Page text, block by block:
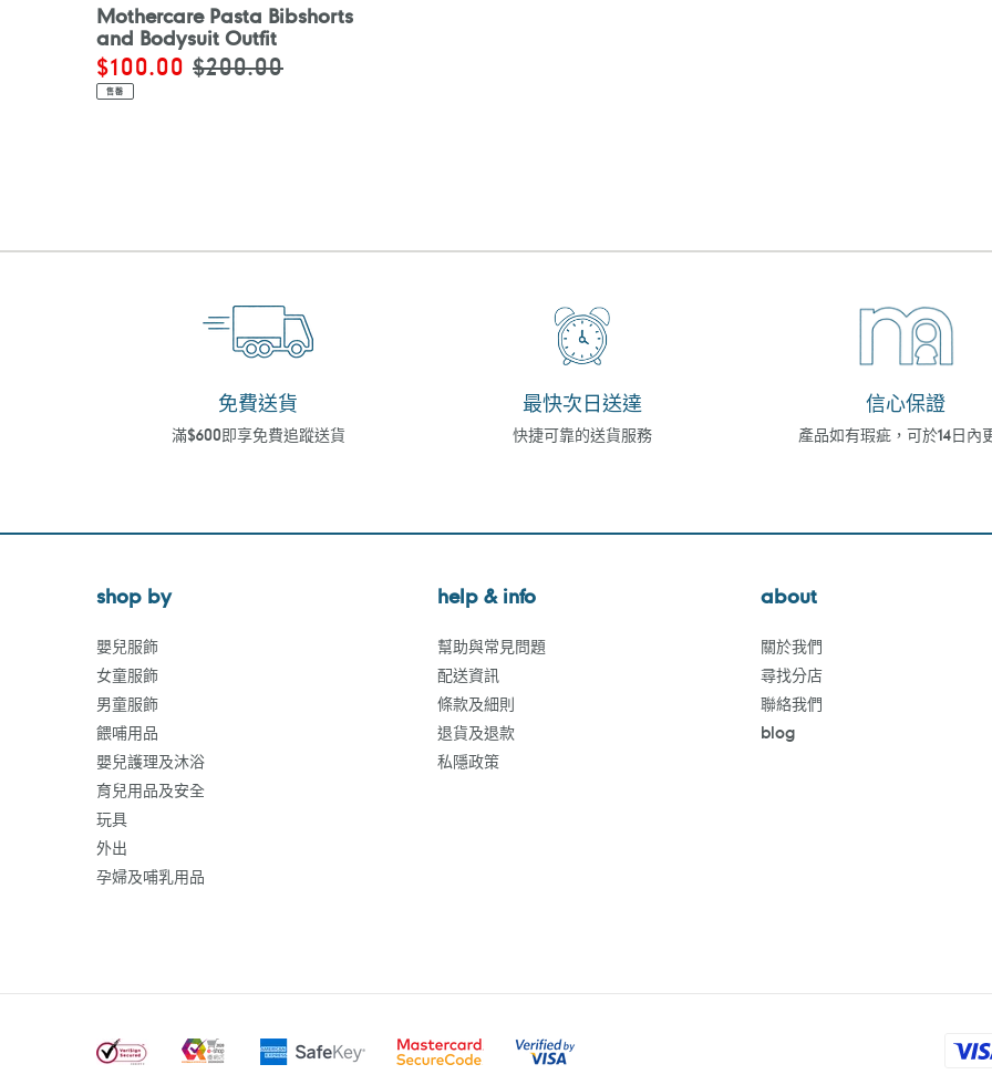
Mothercare Pasta Bibshorts
and Bodysuit Outfit
售
價
$100.00 定
價
$200.00
售罄
免費送貨
滿$600即享免費追蹤送貨
最快次日送達
快捷可靠的送貨服務
信心保證
產品如有瑕疵，可於14日內
shop by
嬰兒服飾
女童服飾
男童服飾
餵哺用品
嬰兒護理及沐浴
育兒用品及安全
玩具
外出
孕婦及哺乳用品
help & info
幫助與常見問題
配送資訊
條款及細則
退貨及退款
私隱政策
about
關於我們
尋找分店
聯絡我們
blog